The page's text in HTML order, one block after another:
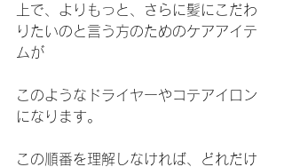
上で、よりもっと、さらに髪にこだわ
りたいのと言う方のためのケアアイテ
ムが
このようなドライヤーやコテアイロン
になります。
この順番を理解しなければ、どれだけ